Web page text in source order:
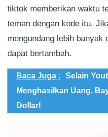
tiktok memberikan waktu
teman dengan kode itu.
mengundang lebih banyak
dapat bertambah.
Baca Juga :
Selain
Menghasilkan Uang,
Dollar!